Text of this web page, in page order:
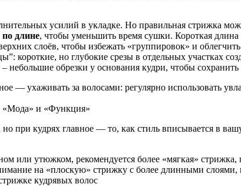
усилий в укладке. Но правильная стрижка
длине, чтобы уменьшить время сушки. Короткая
слоёв, чтобы избежать «группировок» и
короткие, но глубокие срезы в отдельных участках
небольшие обрезки у основания кудри, чтобы сохранить
— ухаживать за волосами: регулярно использовать
«Мода» и «Функция»
при кудрях главное — то, как стиль вписывается в
или утюжком, рекомендуется более «мягкая»
на «плоскую» стрижку с более длинными слоями,
кудрявых волос